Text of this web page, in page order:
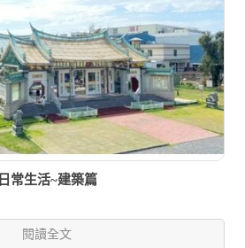
日常生活~建築篇
閱讀全文